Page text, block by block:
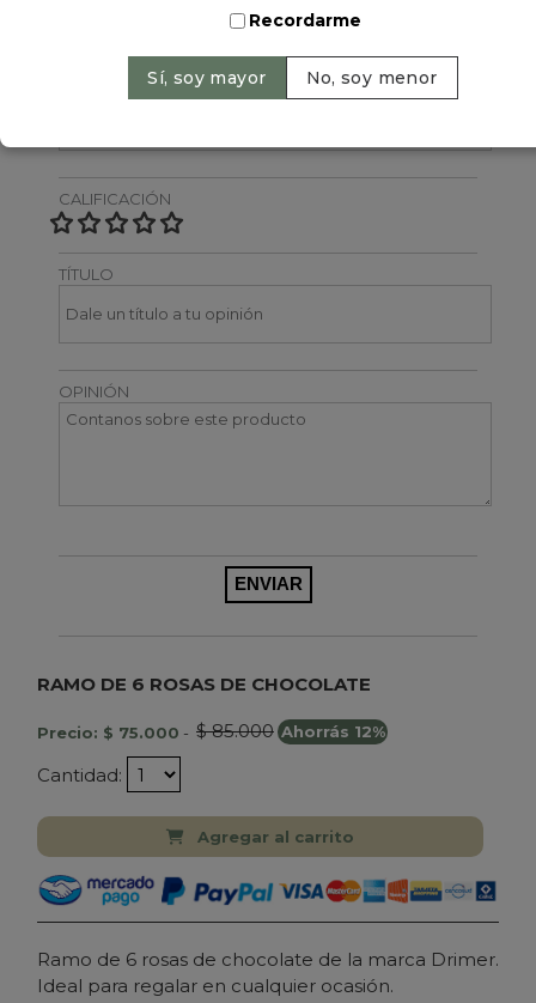
CALIFICACIÓN
TÍTULO
OPINIÓN
RAMO DE 6 ROSAS DE CHOCOLATE
Precio: $ 75.000 - $ 85.000 Ahorrás 12%
Cantidad:
Agregar al carrito
Ramo de 6 rosas de chocolate de la marca Drimer.
Ideal para regalar en cualquier ocasión.
Recordarme